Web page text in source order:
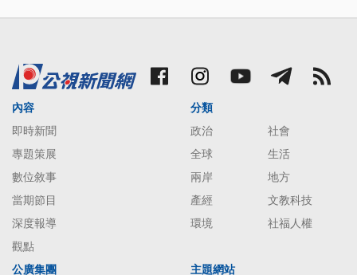
內容
即時新聞
專題策展
數位敘事
當期節目
深度報導
觀點
分類
政治
社會
全球
生活
兩岸
地方
產經
文教科技
環境
社福人權
公廣集團
主題網站